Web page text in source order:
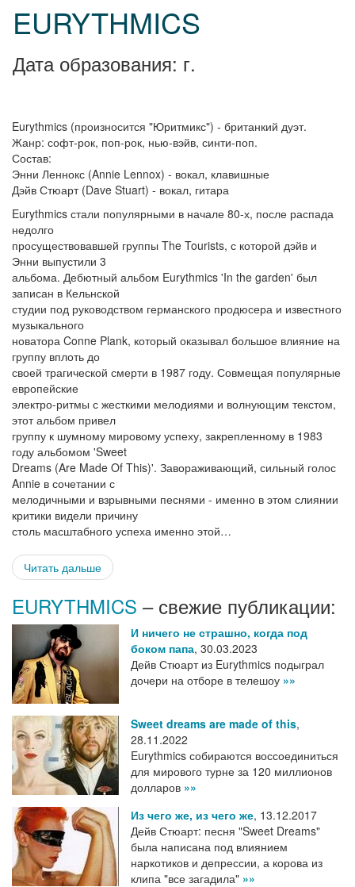
EURYTHMICS
Дата образования: г.
Eurythmics (произносится "Юритмикс") - британкий дуэт.
Жанр: софт-рок, поп-рок, нью-вэйв, синти-поп.
Состав:
Энни Леннокс (Annie Lennox) - вокал, клавишные
Дэйв Стюарт (Dave Stuart) - вокал, гитара
Eurythmics стали популярными в начале 80-х, после распада
недолго
просуществовавшей группы The Tourists, с которой дэйв и
Энни выпустили 3
альбома. Дебютный альбом Eurythmics 'In the garden' был
записан в Кельнской
студии под руководством германского продюсера и известного
музыкального
новатора Conne Plank, который оказывал большое влияние на
группу вплоть до
своей трагической смерти в 1987 году. Совмещая популярные
европейские
электро-ритмы с жесткими мелодиями и волнующим текстом,
этот альбом привел
группу к шумному мировому успеху, закрепленному в 1983
году альбомом 'Sweet
Dreams (Are Made Of This)'. Завораживающий, сильный голос
Annie в сочетании с
мелодичными и взрывными песнями - именно в этом слиянии
критики видели причину
столь масштабного успеха именно этой…
Читать дальше
EURYTHMICS – свежие публикации:
И ничего не страшно, когда под
боком папа, 30.03.2023
Дейв Стюарт из Eurythmics подыграл
дочери на отборе в телешоу »»
Sweet dreams are made of this,
28.11.2022
Eurythmics собираются воссоединиться
для мирового турне за 120 миллионов
долларов »»
Из чего же, из чего же, 13.12.2017
Дейв Стюарт: песня "Sweet Dreams"
была написана под влиянием
наркотиков и депрессии, а корова из
клипа "все загадила" »»